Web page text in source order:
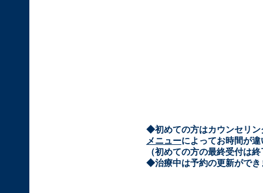
​◆初めての方はカウンセリン
メニューによってお時間が
（初めての方の最終受付は
​◆治療中は予約の更新ができ